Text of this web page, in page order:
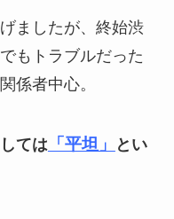
ましたが、終始渋
もトラブルだった
係者中心。
ては「平坦」
とい